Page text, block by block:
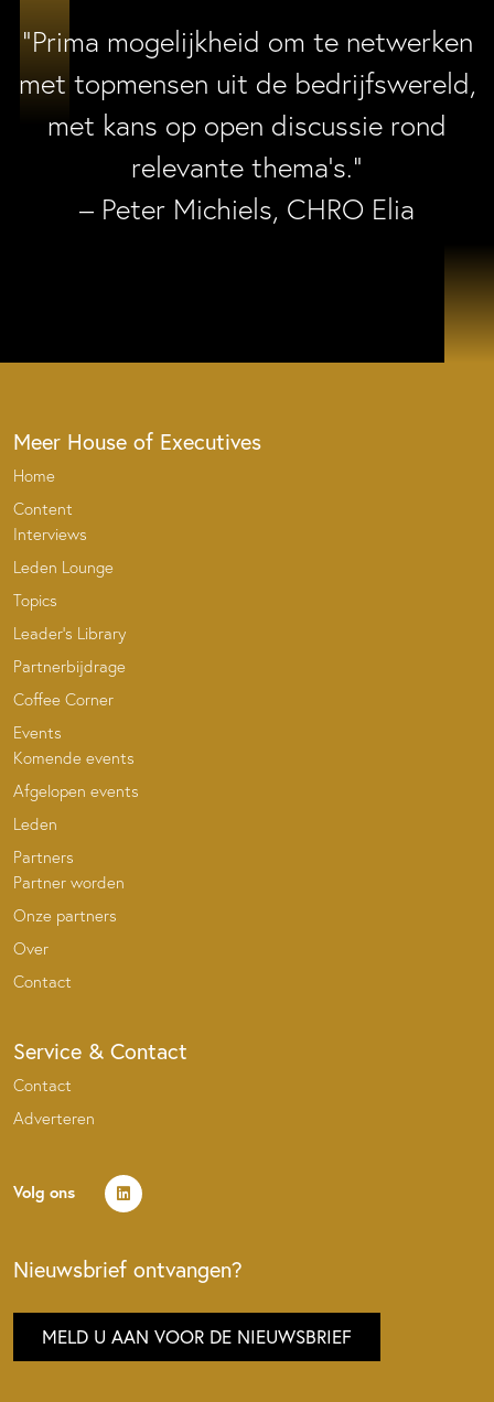
“Prima mogelijkheid om te netwerken
met topmensen uit de bedrijfswereld,
met kans op open discussie rond
relevante thema’s.”
– Peter Michiels, CHRO Elia
Meer House of Executives
Home
Content
Interviews
Leden Lounge
Topics
Leader’s Library
Partnerbijdrage
Coffee Corner
Events
Komende events
Afgelopen events
Leden
Partners
Partner worden
Onze partners
Over
Contact
Service & Contact
Contact
Adverteren
Volg ons
Nieuwsbrief ontvangen?
MELD U AAN VOOR DE NIEUWSBRIEF